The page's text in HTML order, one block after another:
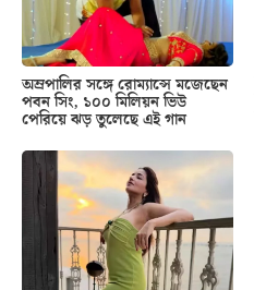
অম্রপালির সঙ্গে রোম্যান্সে মজেছেন
পবন সিং, ১০০ মিলিয়ন ভিউ
পেরিয়ে ঝড় তুলেছে এই গান